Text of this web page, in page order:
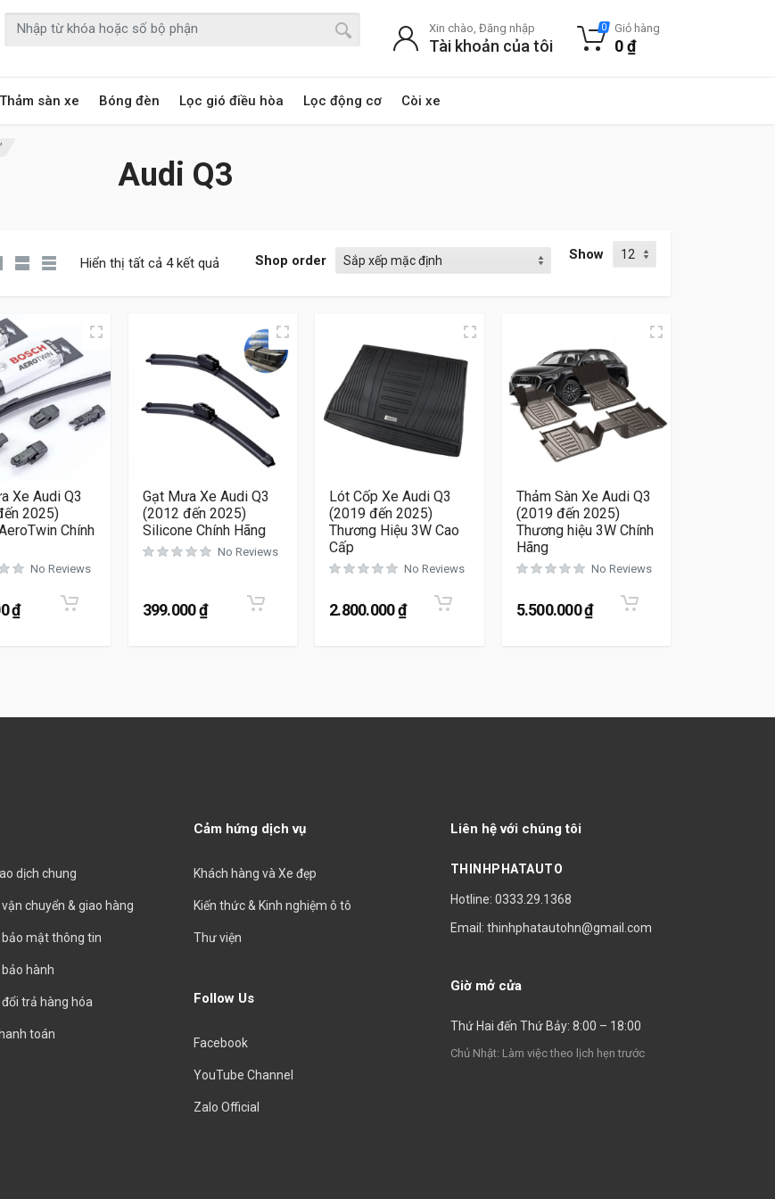
Thảm sàn xe Bóng đèn Lọc gió điều hòa Lọc động cơ Còi xe
Xin chào, Đăng nhập
Tài khoản của tôi
0 Giỏ hàng
0₫
Audi Q3
Hiển thị tất cả 4 kết quả Shop order Show
Xe Audi Q3
2025)
Chính
No Reviews
₫
Gạt Mưa Xe Audi Q3
(2012 đến 2025)
Silicone Chính Hãng
No Reviews
399.000₫
Lót Cốp Xe Audi Q3
(2019 đến 2025)
Thương Hiệu 3W Cao
Cấp
No Reviews
2.800.000₫
Thảm Sàn Xe Audi Q3
(2019 đến 2025)
Thương hiệu 3W Chính
Hãng
No Reviews
5.500.000₫
dịch chung
chuyển & giao hàng
bảo mật thông tin
hành
trả hàng hóa
toán
Cảm hứng dịch vụ
Khách hàng và Xe đẹp
Kiến thức & Kinh nghiệm ô tô
Thư viện
Follow Us
Facebook
YouTube Channel
Zalo Official
Liên hệ với chúng tôi
THINHPHATAUTO
Hotline: 0333.29.1368
Email: thinhphatautohn@gmail.com
Giờ mở cửa
Thứ Hai đến Thứ Bảy: 8:00 – 18:00
Chủ Nhật: Làm việc theo lịch hẹn trước